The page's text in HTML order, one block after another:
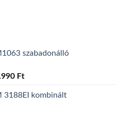
szabadonálló
Ft.
FtCurrent
is:
3188EI kombinált